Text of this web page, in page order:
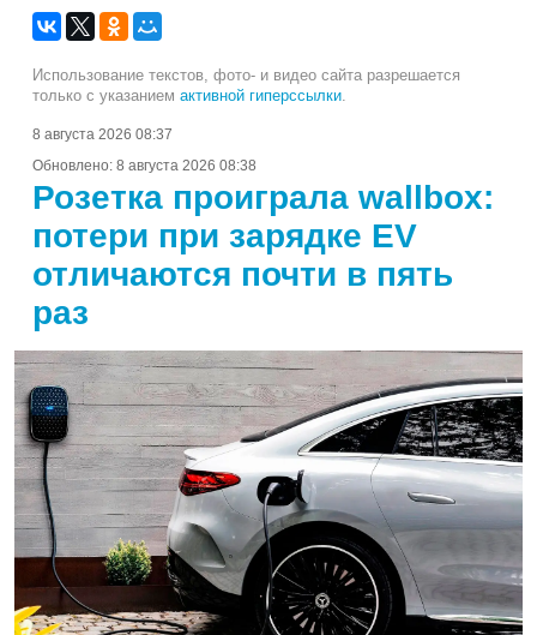
Использование текстов, фото- и видео сайта разрешается
только с указанием активной гиперссылки.
8 августа 2026 08:37
Обновлено: 8 августа 2026 08:38
Розетка проиграла wallbox:
потери при зарядке EV
отличаются почти в пять
раз